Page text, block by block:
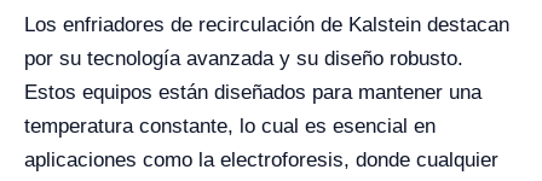
Los enfriadores de recirculación de Kalstein destacan
por su tecnología avanzada y su diseño robusto.
Estos equipos están diseñados para mantener una
temperatura constante, lo cual es esencial en
aplicaciones como la electroforesis, donde cualquier